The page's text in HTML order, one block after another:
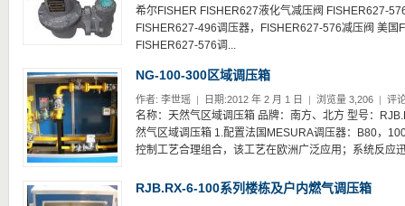
希尔FISHER FISHER627液化气减压阀 FISHER627-
FISHER627-496调压器，FISHER627-576减压阀 美国
FISHER627-576调...
NG-100-300区域调压箱
作者: 李世瑶 | 日期:2012 年 2 月 1 日 | 浏览量 3,206 | 评
名称：天然气区域调压箱 品牌：南方、北方 型号：
然气区域调压箱 1.配置法国MESURA调压器：B80，
控制工艺合理组合，该工艺在欧洲广泛应用；系统反应
RJB.RX-6-100系列楼栋及户内燃气调压箱